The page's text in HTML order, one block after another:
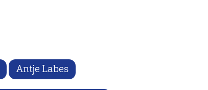
Antje Labes